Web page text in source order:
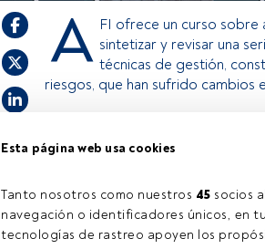
Esta página web usa cookies
Tanto nosotros como nuestros 45 socios
navegación o identificadores únicos, en
tecnologías de rastreo apoyen los
1 min.
A FI ofrece un curso sobre
sintetizar y revisar una
técnicas de gestión,
riesgos, que han sufrido cambios
Este es un artículo exclusivo
invitamos a registrarte y